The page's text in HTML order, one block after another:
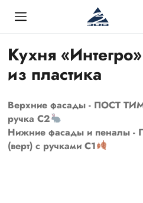
Кухня
из пластика
Верхние фасады - ПОСТ
ручка С2
Нижние фасады и пеналы
(верт) с ручками С1